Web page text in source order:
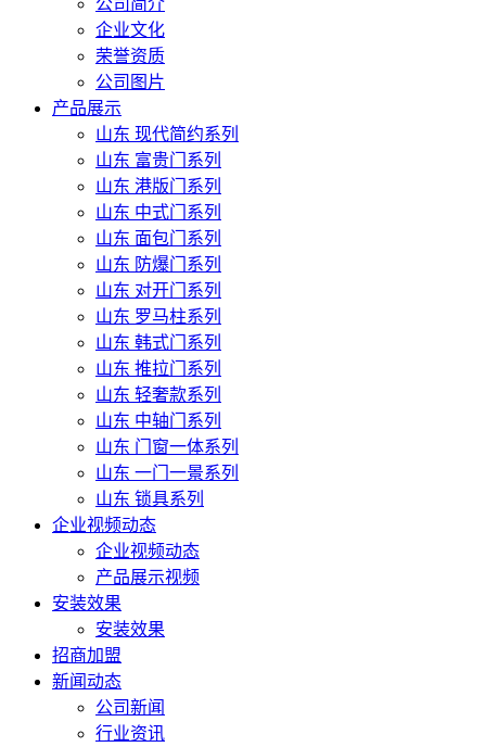
企业文化
荣誉资质
公司图片
产品展示
山东 现代简约系列
山东 富贵门系列
山东 港版门系列
山东 中式门系列
山东 面包门系列
山东 防爆门系列
山东 对开门系列
山东 罗马柱系列
山东 韩式门系列
山东 推拉门系列
山东 轻奢款系列
山东 中轴门系列
山东 门窗一体系列
山东 一门一景系列
山东 锁具系列
企业视频动态
企业视频动态
产品展示视频
安装效果
安装效果
招商加盟
新闻动态
公司新闻
行业资讯